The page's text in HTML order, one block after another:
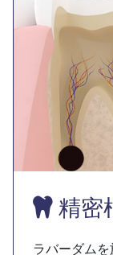
精密
ラバーダムを